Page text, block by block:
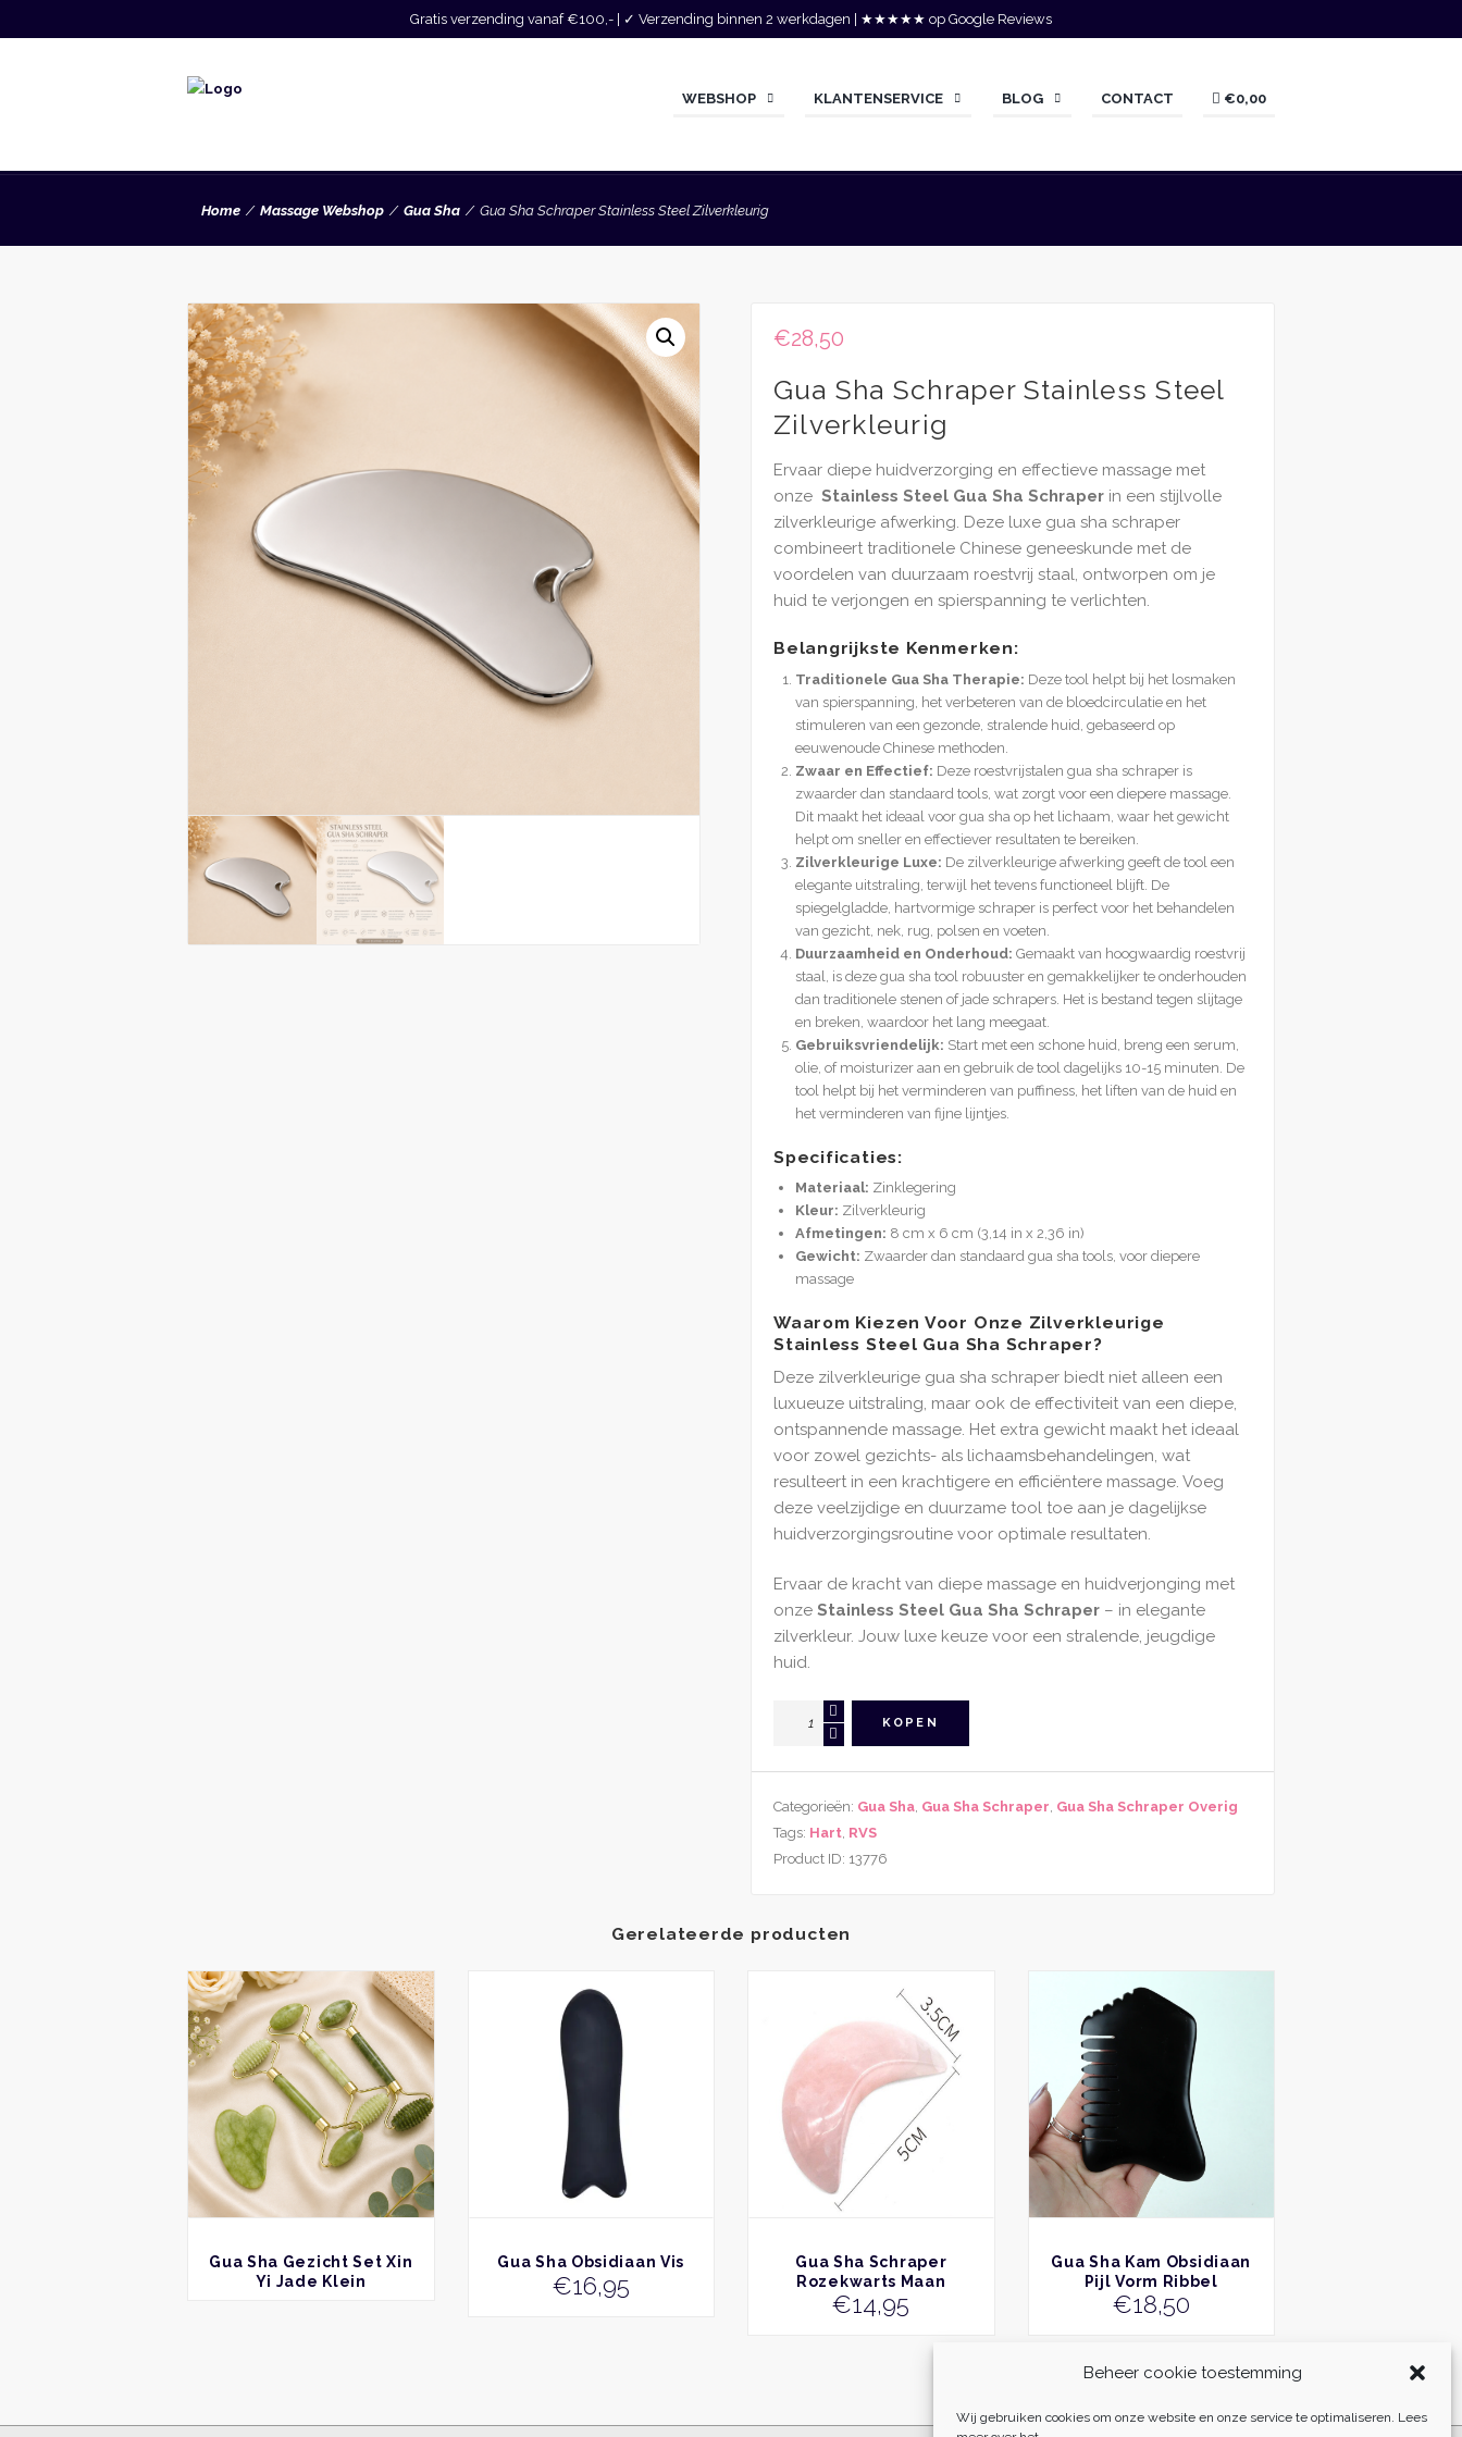
Beheer cookie toestemming
Wij gebruiken cookies om onze website en onze service te optimaliseren. Lees
Gratis verzending vanaf €100,- | ✓ Verzending binnen 2 werkdagen | ★★★★★ op Google Reviews
WEBSHOP KLANTENSERVICE BLOG CONTACT €0,00
Home Massage Webshop Gua Sha Gua Sha Schraper Stainless Steel Zilverkleurig
€28,50
Gua Sha Schraper Stainless Steel
Zilverkleurig
Ervaar diepe huidverzorging en effectieve massage met
onze Stainless Steel Gua Sha Schraper in een stijlvolle
zilverkleurige afwerking. Deze luxe gua sha schraper
combineert traditionele Chinese geneeskunde met de
voordelen van duurzaam roestvrij staal, ontworpen om je
huid te verjongen en spierspanning te verlichten.
Belangrijkste Kenmerken:
Traditionele Gua Sha Therapie: Deze tool helpt bij het losmaken
van spierspanning, het verbeteren van de bloedcirculatie en het
stimuleren van een gezonde, stralende huid, gebaseerd op
eeuwenoude Chinese methoden.
Zwaar en Effectief: Deze roestvrijstalen gua sha schraper is
zwaarder dan standaard tools, wat zorgt voor een diepere massage.
Dit maakt het ideaal voor gua sha op het lichaam, waar het gewicht
helpt om sneller en effectiever resultaten te bereiken.
Zilverkleurige Luxe: De zilverkleurige afwerking geeft de tool een
elegante uitstraling, terwijl het tevens functioneel blijft. De
spiegelgladde, hartvormige schraper is perfect voor het behandelen
van gezicht, nek, rug, polsen en voeten.
Duurzaamheid en Onderhoud: Gemaakt van hoogwaardig roestvrij
staal, is deze gua sha tool robuuster en gemakkelijker te onderhouden
dan traditionele stenen of jade schrapers. Het is bestand tegen slijtage
en breken, waardoor het lang meegaat.
Gebruiksvriendelijk: Start met een schone huid, breng een serum,
olie, of moisturizer aan en gebruik de tool dagelijks 10-15 minuten. De
tool helpt bij het verminderen van puffiness, het liften van de huid en
het verminderen van fijne lijntjes.
Specificaties:
Materiaal: Zinklegering
Kleur: Zilverkleurig
Afmetingen: 8 cm x 6 cm (3,14 in x 2,36 in)
Gewicht: Zwaarder dan standaard gua sha tools, voor diepere
massage
Waarom Kiezen Voor Onze Zilverkleurige
Stainless Steel Gua Sha Schraper?
Deze zilverkleurige gua sha schraper biedt niet alleen een
luxueuze uitstraling, maar ook de effectiviteit van een diepe,
ontspannende massage. Het extra gewicht maakt het ideaal
voor zowel gezichts- als lichaamsbehandelingen, wat
resulteert in een krachtigere en efficiëntere massage. Voeg
deze veelzijdige en duurzame tool toe aan je dagelijkse
huidverzorgingsroutine voor optimale resultaten.
Ervaar de kracht van diepe massage en huidverjonging met
onze Stainless Steel Gua Sha Schraper – in elegante
zilverkleur. Jouw luxe keuze voor een stralende, jeugdige
huid.
Steel
Zilverkleurig
aantal
KOPEN
Categorieën: Gua Sha Gua Sha Schraper Gua Sha Schraper Overig
Tags: Hart RVS
Product ID: 13776
Gerelateerde producten
BEKIJK
Gua Sha Gezicht Set Xin
Yi Jade Klein
BEKIJK
Gua Sha Obsidiaan Vis
€16,95
BEKIJK
Gua Sha Schraper
Rozekwarts Maan
€14,95
BEKIJK
Gua Sha Kam Obsidiaan
Pijl Vorm Ribbel
€18,50